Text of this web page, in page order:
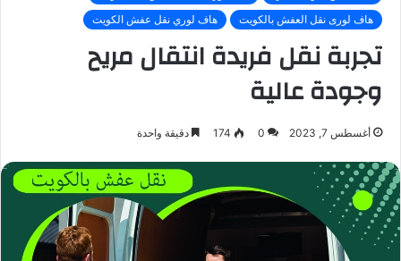
هاف لورى نقل العفش بالكويت
هاف لوري نقل عفش الكويت
تجربة نقل فريدة انتقال مريح
وجودة عالية
أغسطس 7, 2023 0
174 دقيقة واحدة